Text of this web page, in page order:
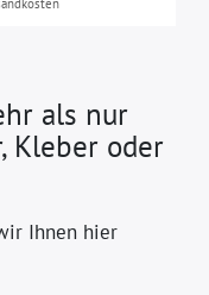
als nur
Kleber oder
Ihnen hier